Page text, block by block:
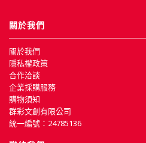
關於我們
關於我們
隱私權政策
合作洽談
企業採購服務
購物須知
群彩文創有限公司
統一編號：24785136